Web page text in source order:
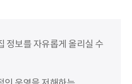
정보를 자유롭게 올리실 수